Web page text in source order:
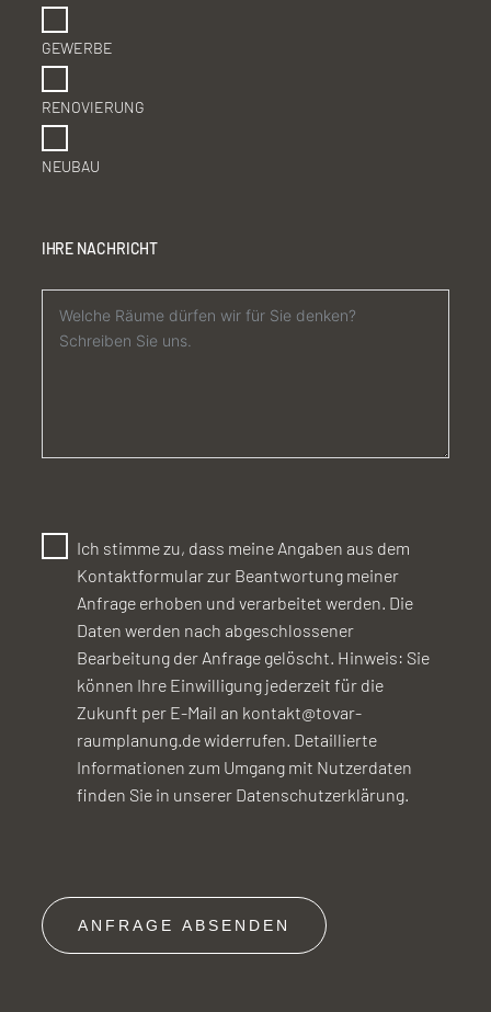
GEWERBE
RENOVIERUNG
NEUBAU
IHRE NACHRICHT
Ich stimme zu, dass meine Angaben aus dem
Kontaktformular zur Beantwortung meiner
Anfrage erhoben und verarbeitet werden. Die
Daten werden nach abgeschlossener
Bearbeitung der Anfrage gelöscht. Hinweis: Sie
können Ihre Einwilligung jederzeit für die
Zukunft per E-Mail an kontakt@tovar-
raumplanung.de widerrufen. Detaillierte
Informationen zum Umgang mit Nutzerdaten
finden Sie in unserer Datenschutzerklärung.
ANFRAGE ABSENDEN